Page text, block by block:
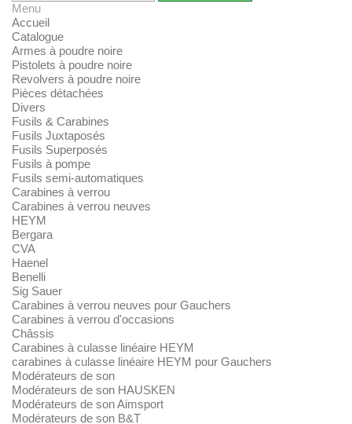
Menu
Accueil
Catalogue
Armes à poudre noire
Pistolets à poudre noire
Revolvers à poudre noire
Pièces détachées
Divers
Fusils & Carabines
Fusils Juxtaposés
Fusils Superposés
Fusils à pompe
Fusils semi-automatiques
Carabines à verrou
Carabines à verrou neuves
HEYM
Bergara
CVA
Haenel
Benelli
Sig Sauer
Carabines à verrou neuves pour Gauchers
Carabines à verrou d'occasions
Châssis
Carabines à culasse linéaire HEYM
carabines à culasse linéaire HEYM pour Gauchers
Modérateurs de son
Modérateurs de son HAUSKEN
Modérateurs de son Aimsport
Modérateurs de son B&T